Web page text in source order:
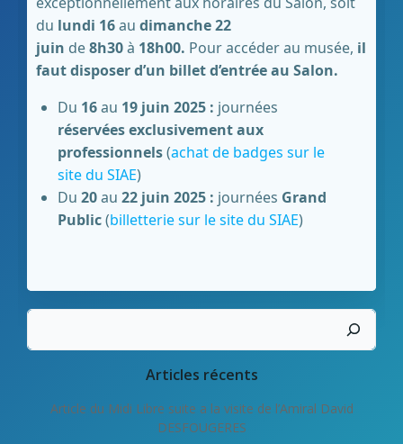
du lundi 16au dimanche 22
juin de8h30à 18h00. Pour accéder au musée, il
faut disposer d’un billet d’entrée au Salon.
Du 16au 19 juin 2025 : journées
réservées exclusivement aux
professionnels(achat de badges sur le
site du SIAE)
Du 20au 22 juin 2025 : journées Grand
Public(billetterie sur le site du SIAE)
Articles récents
Article du Midi Libre suite a la visite de l’Amiral David
DESFOUGERES